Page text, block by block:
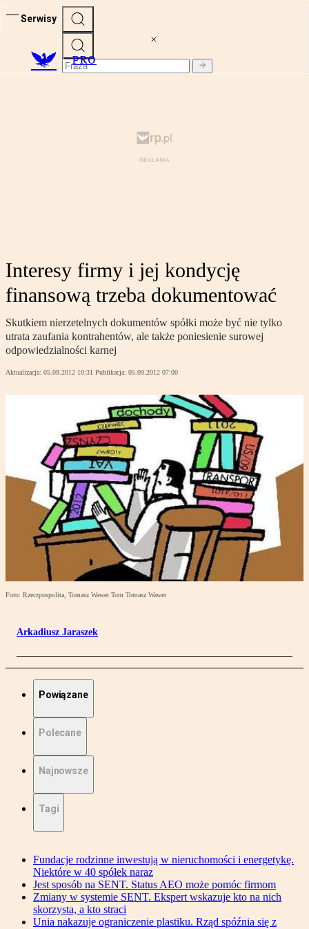
Serwisy
PRO
Interesy firmy i jej kondycję
finansową trzeba dokumentować
Skutkiem nierzetelnych dokumentów spółki może być nie tylko
utrata zaufania kontrahentów, ale także poniesienie surowej
odpowiedzialności karnej
Aktualizacja: 05.09.2012 10:31 Publikacja: 05.09.2012 07:00
Foto: Rzeczpospolita, Tomasz Wawer Tom Tomasz Wawer
Arkadiusz Jaraszek
Powiązane
Polecane
Najnowsze
Tagi
Fundacje rodzinne inwestują w nieruchomości i energetykę.
Niektóre w 40 spółek naraz
Jest sposób na SENT. Status AEO może pomóc firmom
Zmiany w systemie SENT. Ekspert wskazuje kto na nich
skorzysta, a kto straci
Unia nakazuje ograniczenie plastiku. Rząd spóźnia się z